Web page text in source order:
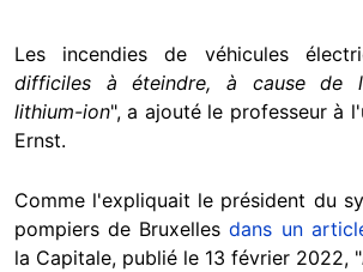
Les incendies de véhicules
difficiles à éteindre, à cause de
lithium-ion", a ajouté le professeur à
Ernst.
Comme l'expliquait le président du
pompiers de Bruxellesdans un
la Capitale, publié le 13 février 2022, "